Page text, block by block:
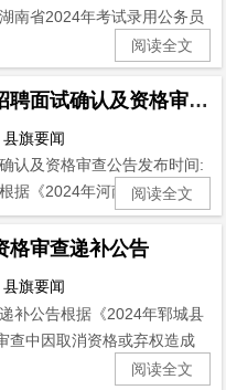
南省2024年考试录用公务员
阅读全文
卢氏县2024年事业单位公开招聘面试确认及资格审查公告
县旗要闻
认及资格审查公告发布时间:
据《2024年河南省（三...
阅读全文
格审查递补公告
县旗要闻
补公告根据《2024年郓城县
查中因取消资格或弃权造成
阅读全文